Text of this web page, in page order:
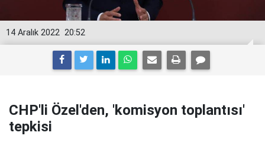
20:52
14 Aralık 2022
CHP'li Özel'den, 'komisyon toplantısı'
tepkisi